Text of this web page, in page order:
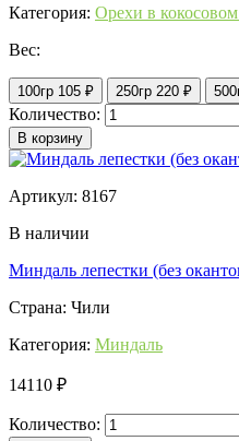
Категория: Орехи в
Вес:
100гр 105 ₽ 250гр 220 ₽
Количество:
В корзину
Артикул: 8167
В наличии
Миндаль лепестки (без
Страна: Чили
Категория: Миндаль
14110 ₽
Количество: